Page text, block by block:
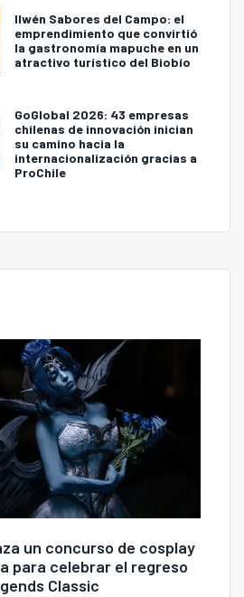
Ilwén Sabores del Campo: el
emprendimiento que convirtió
la gastronomía mapuche en un
atractivo turístico del Biobío
GoGlobal 2026: 43 empresas
chilenas de innovación inician
su camino hacia la
internacionalización gracias a
ProChile
un concurso de cosplay
para celebrar el regreso
Classic